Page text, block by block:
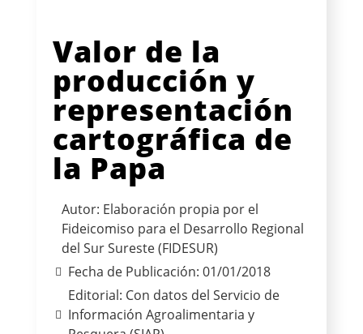
Valor de la
producción y
representación
cartográfica de
la Papa
Autor: Elaboración propia por el
Fideicomiso para el Desarrollo Regional
del Sur Sureste (FIDESUR)
Fecha de Publicación: 01/01/2018
Editorial: Con datos del Servicio de
Información Agroalimentaria y